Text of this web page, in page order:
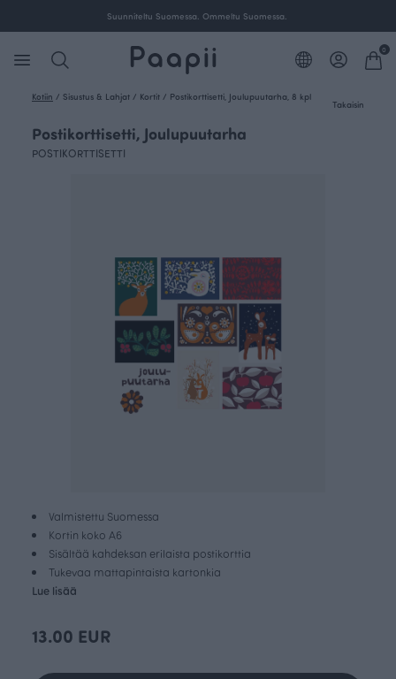
Suunniteltu Suomessa. Ommeltu Suomessa.
0
Kotiin / Sisustus & Lahjat / Kortit / Postikorttisetti, Joulupuutarha, 8 kpl
Takaisin
Postikorttisetti, Joulupuutarha
POSTIKORTTISETTI
Valmistettu Suomessa
Kortin koko A6
Sisältää kahdeksan erilaista postikorttia
Tukevaa mattapintaista kartonkia
Lue lisää
13.00 EUR